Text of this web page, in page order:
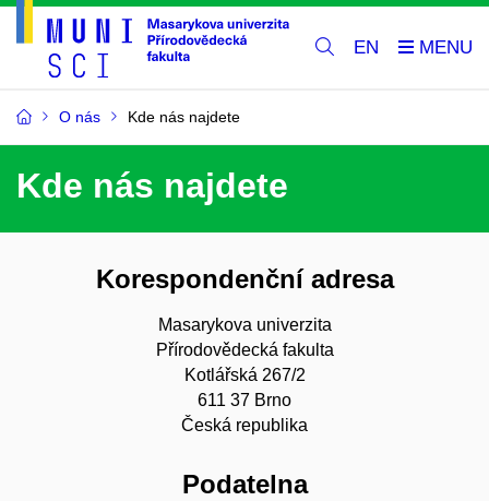
EN
O nás Kde nás najdete
Kde nás najdete
Korespondenční adresa
Masarykova univerzita
Přírodovědecká fakulta
Kotlářská 267/2
611 37 Brno
Česká republika
Podatelna